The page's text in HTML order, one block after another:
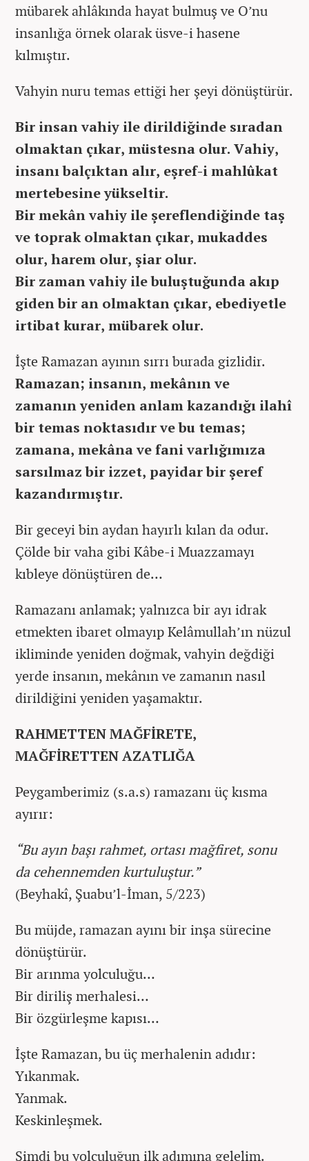
mübarek ahlâkında hayat bulmuş ve O’nu
insanlığa örnek olarak üsve-i hasene
kılmıştır.
Vahyin nuru temas ettiği her şeyi dönüştürür.
Bir insan vahiy ile dirildiğinde sıradan
olmaktan çıkar, müstesna olur. Vahiy,
insanı balçıktan alır, eşref-i mahlûkat
mertebesine yükseltir.
Bir mekân vahiy ile şereflendiğinde taş
ve toprak olmaktan çıkar, mukaddes
olur, harem olur, şiar olur.
Bir zaman vahiy ile buluştuğunda akıp
giden bir an olmaktan çıkar, ebediyetle
irtibat kurar, mübarek olur.
İşte Ramazan ayının sırrı burada gizlidir.
Ramazan; insanın, mekânın ve
zamanın yeniden anlam kazandığı ilahî
bir temas noktasıdır ve bu temas;
zamana, mekâna ve fani varlığımıza
sarsılmaz bir izzet, payidar bir şeref
kazandırmıştır.
Bir geceyi bin aydan hayırlı kılan da odur.
Çölde bir vaha gibi Kâbe-i Muazzamayı
kıbleye dönüştüren de…
Ramazanı anlamak; yalnızca bir ayı idrak
etmekten ibaret olmayıp Kelâmullah’ın nüzul
ikliminde yeniden doğmak, vahyin değdiği
yerde insanın, mekânın ve zamanın nasıl
dirildiğini yeniden yaşamaktır.
RAHMETTEN MAĞFİRETE,
MAĞFİRETTEN AZATLIĞA
Peygamberimiz (s.a.s) ramazanı üç kısma
ayırır:
“Bu ayın başı rahmet, ortası mağfiret, sonu
da cehennemden kurtuluştur.”
(Beyhakî, Şuabu’l-İman, 5/223)
Bu müjde, ramazan ayını bir inşa sürecine
dönüştürür.
Bir arınma yolculuğu…
Bir diriliş merhalesi…
Bir özgürleşme kapısı…
İşte Ramazan, bu üç merhalenin adıdır:
Yıkanmak.
Yanmak.
Keskinleşmek.
Şimdi bu yolculuğun ilk adımına gelelim.